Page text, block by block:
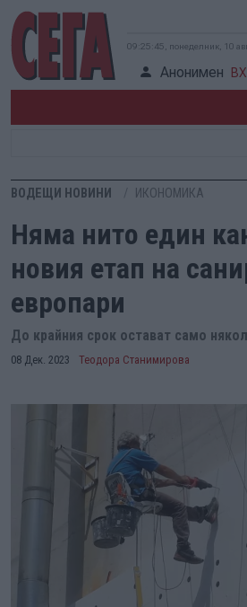
09:25:45, понеделник, 10
Анонимен
ВОДЕЩИ НОВИНИ ИКОНОМИКА
Няма нито един
новия етап на
европари
До крайния срок остават само
08 Дек. 2023 Теодора Станимирова